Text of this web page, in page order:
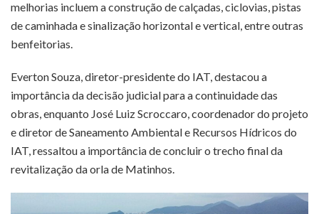
melhorias incluem a construção de calçadas, ciclovias, pistas
de caminhada e sinalização horizontal e vertical, entre outras
benfeitorias.
Everton Souza, diretor-presidente do IAT, destacou a
importância da decisão judicial para a continuidade das
obras, enquanto José Luiz Scroccaro, coordenador do projeto
e diretor de Saneamento Ambiental e Recursos Hídricos do
IAT, ressaltou a importância de concluir o trecho final da
revitalização da orla de Matinhos.